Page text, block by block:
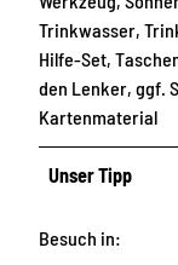
Trinkwasser,
Hilfe-Set,
den Lenker, ggf.
Kartenmaterial
Unser Tipp
Besuch in: